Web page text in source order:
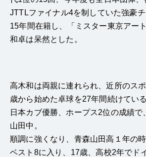
JTTLファイナル4を制していた強豪チ
15年間在籍し、「ミスター東京アー
和卓は呆然とした。
高木和は両親に連れられ、近所のス
歳から始めた卓球を27年間続けてい
日本カブ優勝、ホープス2位の成績で
山田中。
順調に強くなり、青森山田高１年の
ベスト8に入り、17歳、高校2年でド